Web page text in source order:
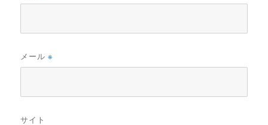
メール※
サイト